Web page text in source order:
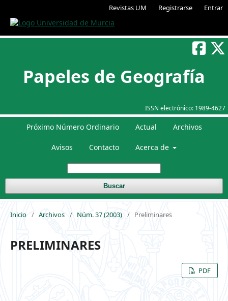
Revistas UM Registrarse Entrar
ISSN electrónico: 1989-4627
Papeles de Geografía
Próximo Número Ordinario Actual Archivos
Avisos Contacto Acerca de
Buscar
Inicio / Archivos / Núm. 37 (2003) / Preliminares
PRELIMINARES
PDF